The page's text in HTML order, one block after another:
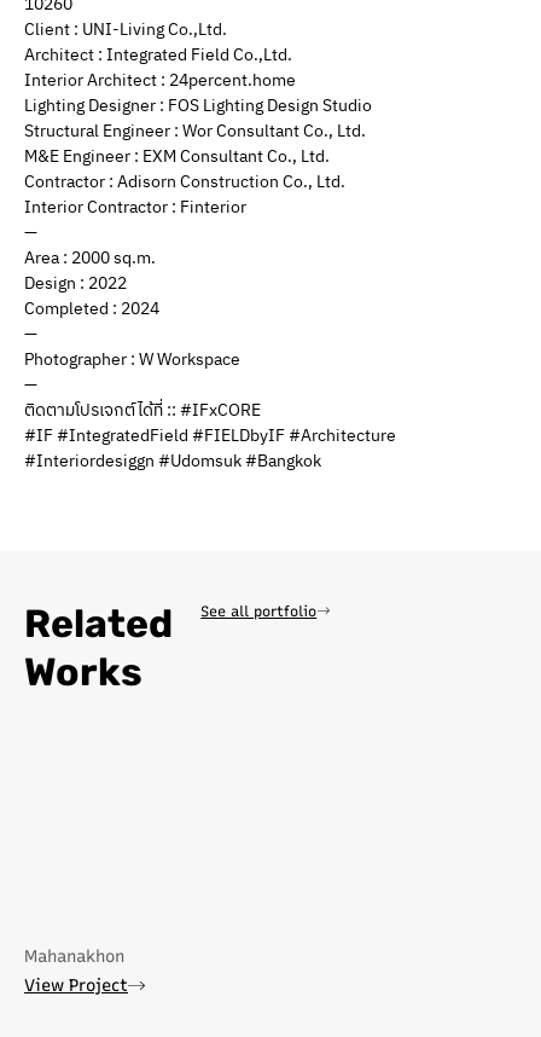
Client : UNI-Living Co.,Ltd.
Architect : Integrated Field Co.,Ltd.
Interior Architect : 24percent.home
Lighting Designer : FOS Lighting Design Studio
Structural Engineer : Wor Consultant Co., Ltd.
M&E Engineer : EXM Consultant Co., Ltd.
Contractor : Adisorn Construction Co., Ltd.
Interior Contractor : Finterior
—
Area : 2000 sq.m.
Design : 2022
Completed : 2024
—
Photographer : W Workspace
—
ติดตามโปรเจกต์ได้ที่ :: #IFxCORE
#IF #IntegratedField #FIELDbyIF #Architecture
#Interiordesiggn #Udomsuk #Bangkok
Related
Works
See all portfolio
Mahanakhon
View Project